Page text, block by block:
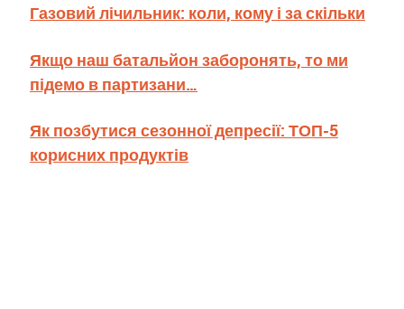
Газовий лічильник: коли, кому і за скільки
Якщо наш батальйон заборонять, то ми
підемо в партизани…
Як позбутися сезонної депресії: ТОП-5
корисних продуктів